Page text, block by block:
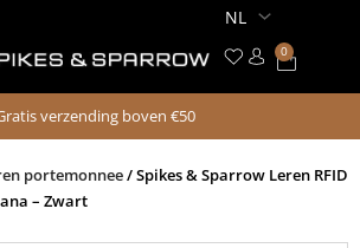
0
verzending boven €50
portemonnee/ Spikes & Sparrow Leren RFID
– Zwart